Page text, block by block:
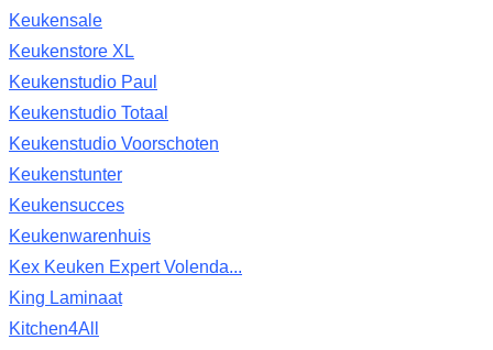
Keukensale
Keukenstore XL
Keukenstudio Paul
Keukenstudio Totaal
Keukenstudio Voorschoten
Keukenstunter
Keukensucces
Keukenwarenhuis
Kex Keuken Expert Volenda...
King Laminaat
Kitchen4All